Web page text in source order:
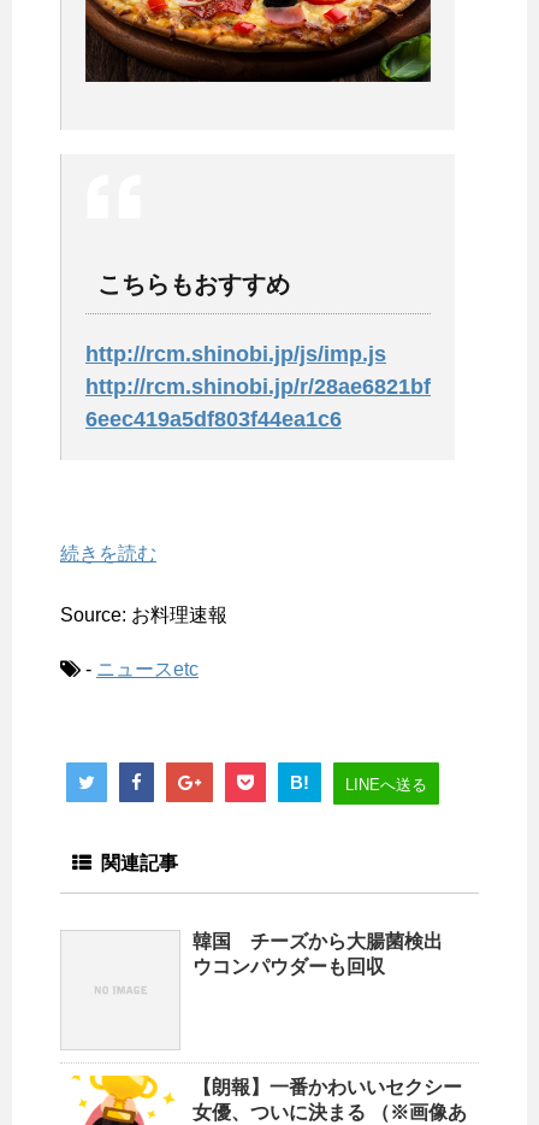
こちらもおすすめ
http://rcm.shinobi.jp/js/imp.js
http://rcm.shinobi.jp/r/28ae6821bf
6eec419a5df803f44ea1c6
続きを読む
Source: お料理速報
- ニュースetc
B! LINEへ送る
関連記事
韓国 チーズから大腸菌検出
ウコンパウダーも回収
【朗報】一番かわいいセクシー
女優、ついに決まる （※画像あ